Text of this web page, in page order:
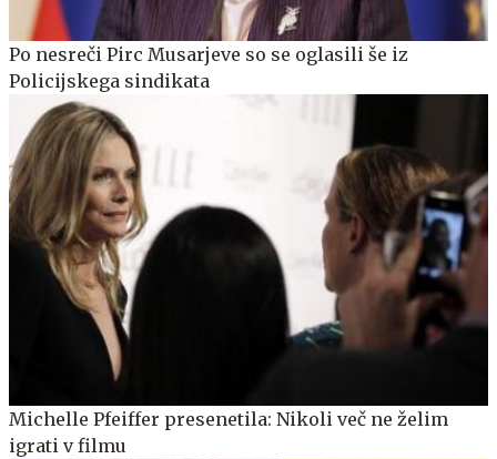
Po nesreči Pirc Musarjeve so se oglasili še iz
Policijskega sindikata
Michelle Pfeiffer presenetila: Nikoli več ne želim
igrati v filmu